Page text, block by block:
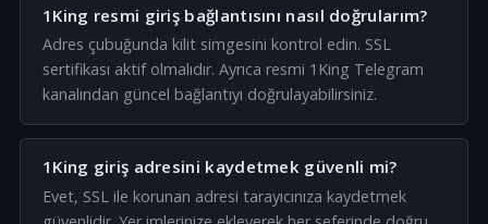
1King resmi giriş bağlantısını nasıl doğrularım?
Adres çubuğunda kilit simgesini kontrol edin. SSL
sertifikası aktif olmalıdır. Ayrıca resmi 1King Telegram
kanalından güncel bağlantıyı doğrulayabilirsiniz.
1King giriş adresini kaydetmek güvenli mi?
Evet, SSL ile korunan adresi tarayıcınıza kaydetmek